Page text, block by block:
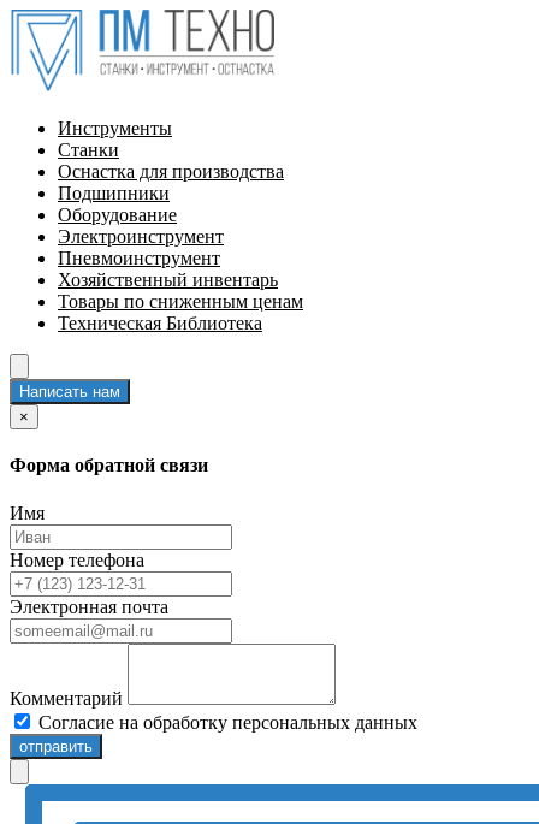
Инструменты
Станки
Оснастка для производства
Подшипники
Оборудование
Электроинструмент
Пневмоинструмент
Хозяйственный инвентарь
Товары по сниженным ценам
Техническая Библиотека
Написать нам
×
Форма обратной связи
Имя
Номер телефона
Электронная почта
Комментарий
Согласие на обработку персональных данных
отправить